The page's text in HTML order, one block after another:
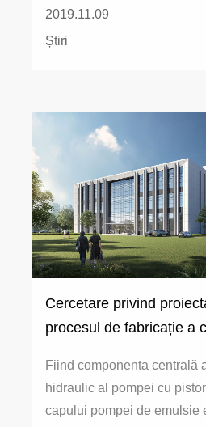
2019.11.09
Știri
Cercetare privind
procesul de fabricație a
Fiind componenta centrală
hidraulic al pompei cu
capului pompei de emulsie